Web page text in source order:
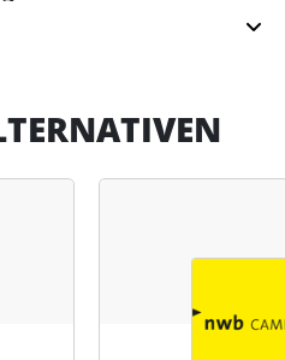
die auch auf Grundlage